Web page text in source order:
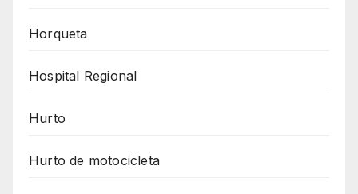
Horqueta
Hospital Regional
Hurto
Hurto de motocicleta